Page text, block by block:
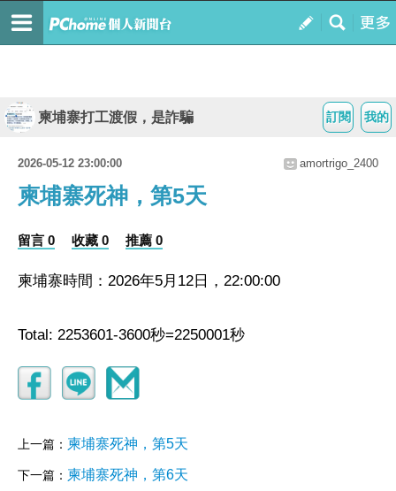
我的
訂閱
柬埔寨打工渡假，是詐騙
2026-05-12 23:00:00 amortrigo_2400
柬埔寨死神，第5天
留言 0 收藏 0 推薦 0
柬埔寨時間：2026年5月12日，22:00:00
Total: 2253601-3600秒=2250001秒
上一篇： 柬埔寨死神，第5天
下一篇： 柬埔寨死神，第6天